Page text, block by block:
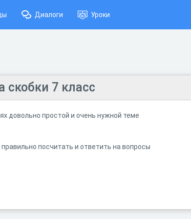
Диалоги Уроки
7 класс
довольно простой и очень нужной теме
посчитать и ответить на вопросы